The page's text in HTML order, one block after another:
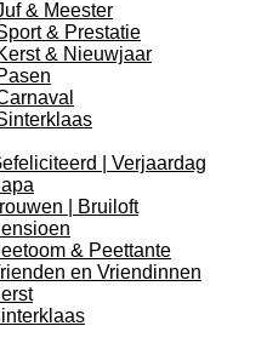
& Meester
& Prestatie
& Nieuwjaar
| Verjaardag
| Bruiloft
& Peettante
en Vriendinnen